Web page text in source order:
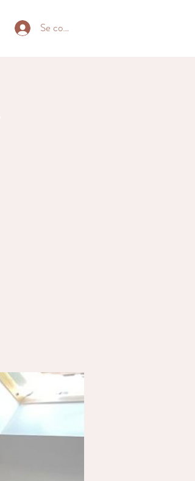
Se connecter